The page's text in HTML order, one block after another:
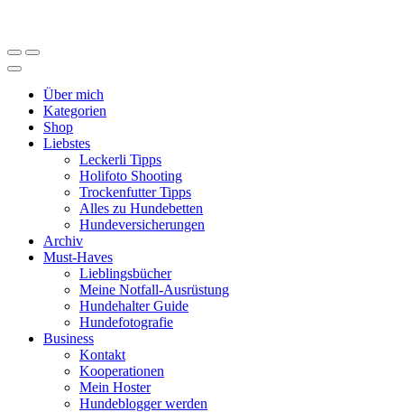
Über mich
Kategorien
Shop
Liebstes
Leckerli Tipps
Holifoto Shooting
Trockenfutter Tipps
Alles zu Hundebetten
Hundeversicherungen
Archiv
Must-Haves
Lieblingsbücher
Meine Notfall-Ausrüstung
Hundehalter Guide
Hundefotografie
Business
Kontakt
Kooperationen
Mein Hoster
Hundeblogger werden